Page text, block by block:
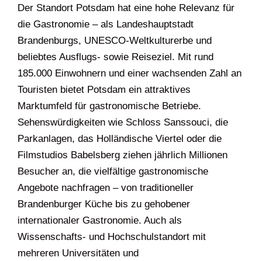
Der Standort Potsdam hat eine hohe Relevanz für
die Gastronomie – als Landeshauptstadt
Brandenburgs, UNESCO-Weltkulturerbe und
beliebtes Ausflugs- sowie Reiseziel. Mit rund
185.000 Einwohnern und einer wachsenden Zahl an
Touristen bietet Potsdam ein attraktives
Marktumfeld für gastronomische Betriebe.
Sehenswürdigkeiten wie Schloss Sanssouci, die
Parkanlagen, das Holländische Viertel oder die
Filmstudios Babelsberg ziehen jährlich Millionen
Besucher an, die vielfältige gastronomische
Angebote nachfragen – von traditioneller
Brandenburger Küche bis zu gehobener
internationaler Gastronomie. Auch als
Wissenschafts- und Hochschulstandort mit
mehreren Universitäten und